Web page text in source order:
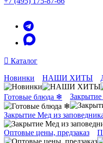
Каталог
Новинки НАШИ ХИТЫ
Готовые блюда ❄
Закрытие Мед из
Оптовые цены, предзаказ